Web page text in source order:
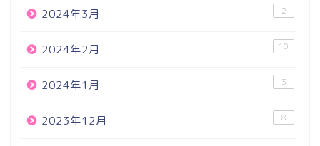
2024年3月 2
2024年2月 10
2024年1月 3
2023年12月 8